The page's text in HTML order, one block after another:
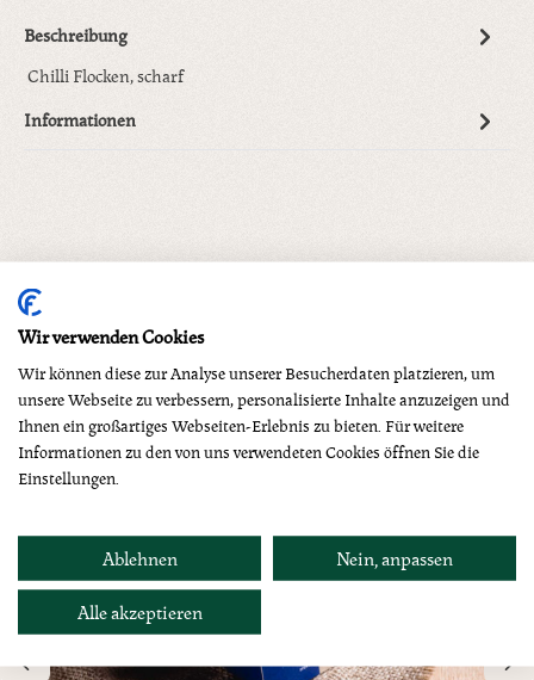
Wir verwenden Cookies
Wir können diese zur Analyse unserer Besucherdaten platzieren, um
unsere Webseite zu verbessern, personalisierte Inhalte anzuzeigen und
Ihnen ein großartiges Webseiten-Erlebnis zu bieten. Für weitere
Informationen zu den von uns verwendeten Cookies öffnen Sie die
Einstellungen.
Ablehnen Nein, anpassen
Alle akzeptieren
Beschreibung
Chilli Flocken, scharf
Informationen